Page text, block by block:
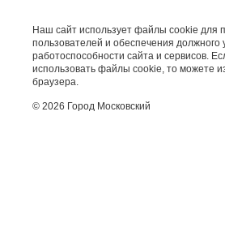
Наш сайт использует файлы cookie для
пользователей и обеспечения должного
работоспособности сайта и сервисов.
использовать файлы cookie, то можете
браузера.
© 2026 Город Московский